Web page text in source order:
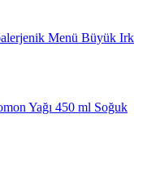
Menü Büyük Irk
Yağı 450 ml Soğuk